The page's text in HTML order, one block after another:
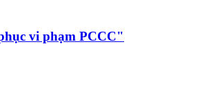
vi phạm PCCC"